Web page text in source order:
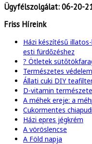
Ügyfélszolgálat:06-20-
Friss Híreink
Házi készítésű
esti fürdőzéshez
? Ötletek
Természetes
Állati cuki DIY
D-vitamin
A méhek ereje: a
Cukormentes
Házi epres jégkrém
A vöröslencse
A Föld napja